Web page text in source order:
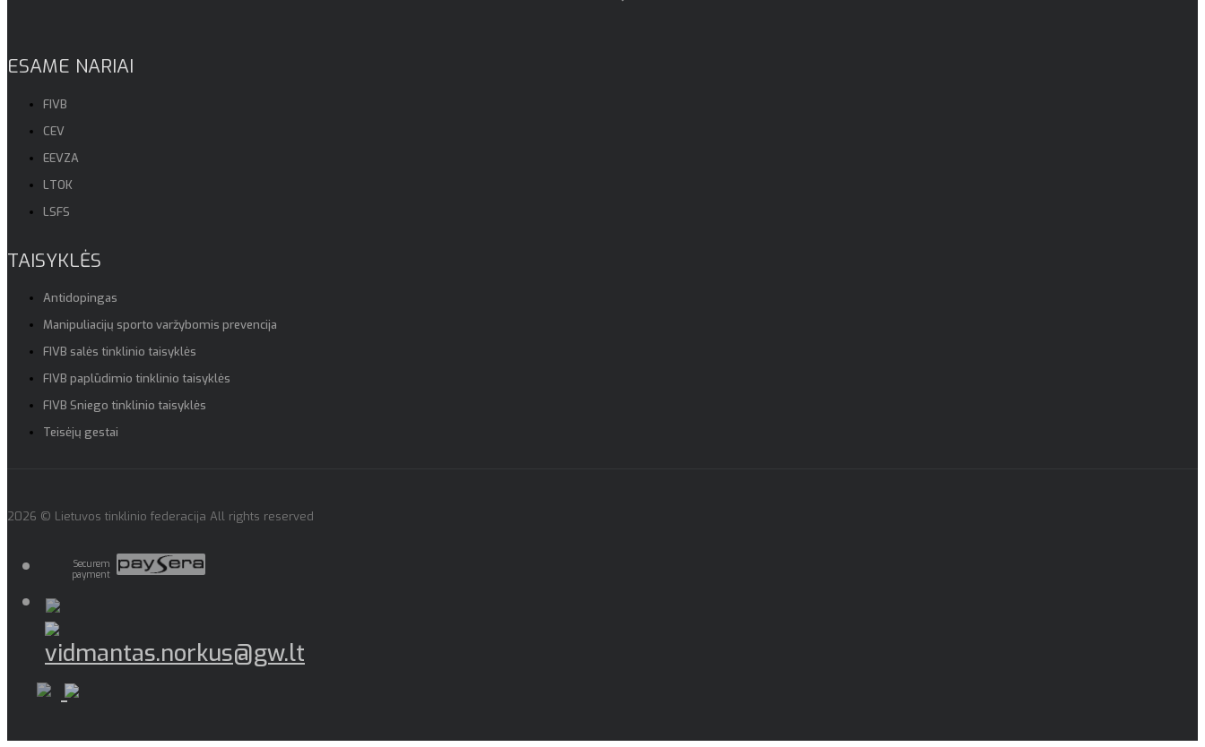
ESAME NARIAI
FIVB
CEV
EEVZA
LTOK
LSFS
TAISYKLĖS
Antidopingas
Manipuliacijų sporto varžybomis prevencija
FIVB salės tinklinio taisyklės
FIVB paplūdimio tinklinio taisyklės
FIVB Sniego tinklinio taisyklės
Teisėjų gestai
2026 © Lietuvos tinklinio federacija All rights reserved
Securem
payment